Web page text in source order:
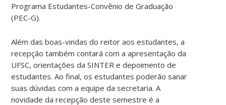
Programa Estudantes-Convênio de Graduação
(PEC-G).
Além das boas-vindas do reitor aos estudantes, a
recepção também contará com a apresentação da
UFSC, orientações da SINTER e depoimento de
estudantes. Ao final, os estudantes poderão sanar
suas dúvidas com a equipe da secretaria. A
novidade da recepção deste semestre é a